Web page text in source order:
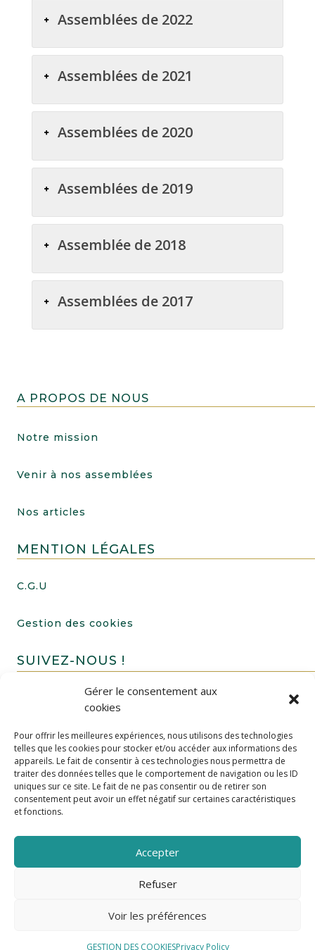
Gérer le consentement aux
cookies
Pour offrir les meilleures expériences, nous utilisons des technologies
telles que les cookies pour stocker et/ou accéder aux informations des
appareils. Le fait de consentir à ces technologies nous permettra de
traiter des données telles que le comportement de navigation ou les ID
uniques sur ce site. Le fait de ne pas consentir ou de retirer son
consentement peut avoir un effet négatif sur certaines caractéristiques
et fonctions.
Accepter
Refuser
Voir les préférences
GESTION DES COOKIESPrivacy Policy
Assemblées de 2022
Assemblées de 2021
Assemblées de 2020
Assemblées de 2019
Assemblée de 2018
Assemblées de 2017
A PROPOS DE NOUS
Notre mission
Venir à nos assemblées
Nos articles
MENTION LÉGALES
C.G.U
Gestion des cookies
SUIVEZ-NOUS !
FAIRE UN DON